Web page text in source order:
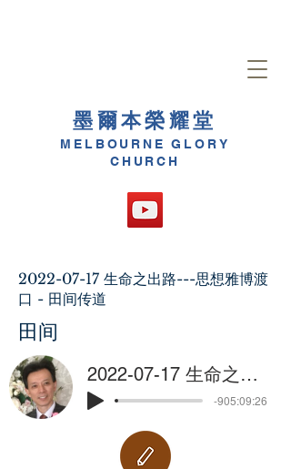
墨爾本榮耀堂
MELBOURNE GLORY
CHURCH
2022-07-17 生命之出路---思想雅博渡
口 - 田间传道
田间
2022-07-17 生命之出路---思想雅博渡口 - 田间传道
-905:09:26